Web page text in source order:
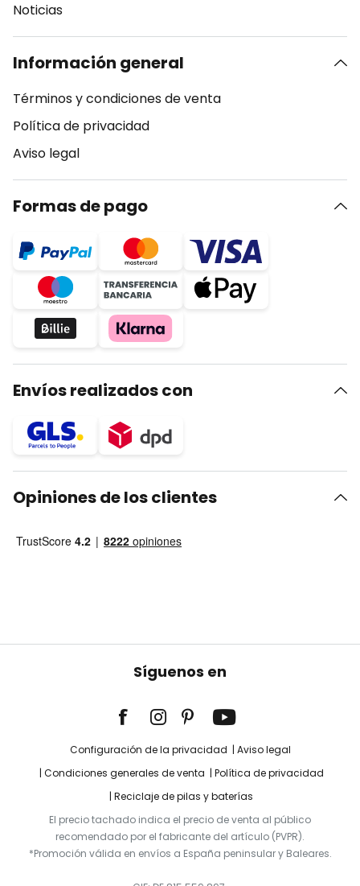
Noticias
Información general
Términos y condiciones de venta
Política de privacidad
Aviso legal
Formas de pago
Envíos realizados con
Opiniones de los clientes
Síguenos en
Configuración de la privacidad
Aviso legal
Condiciones generales de venta
Política de privacidad
Reciclaje de pilas y baterías
El precio tachado indica el precio de venta al público
recomendado por el fabricante del artículo (PVPR).
*Promoción válida en envíos a España peninsular y Baleares.